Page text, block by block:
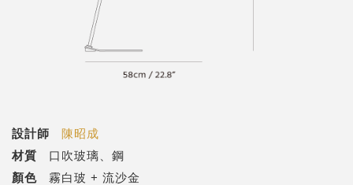
設計師
陳昭成
材質 口吹玻璃、鋼
顏色 霧白玻 + 流沙金